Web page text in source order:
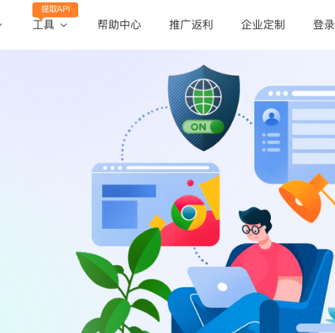
工具
提取API
帮助中心 推广返利 企业定制 登录